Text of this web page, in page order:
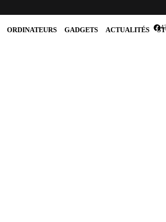
ORDINATEURS GADGETS ACTUALITÉS